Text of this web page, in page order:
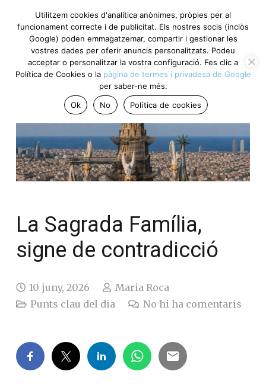
La Sagrada Família,
signe de contradicció
10 juny, 2026
Maria Roca
Punts clau del dia
No hi ha comentaris
Utilitzem cookies d'analítica anònimes, pròpies per al
funcionament correcte i de publicitat. Els nostres socis (inclòs
Google) poden emmagatzemar, compartir i gestionar les
vostres dades per oferir anuncis personalitzats. Podeu
acceptar o personalitzar la vostra configuració. Fes clic a
Política de Cookies o la pàgina de termes i privadesa de Google
per saber-ne més.
Ok
No Política de cookies